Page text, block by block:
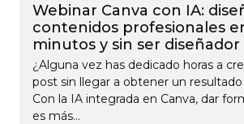
Webinar Canva con IA:
contenidos profesionales
minutos y sin ser diseñador
¿Alguna vez has dedicado horas a
post sin llegar a obtener un
Con la IA integrada en Canva, dar
es más...